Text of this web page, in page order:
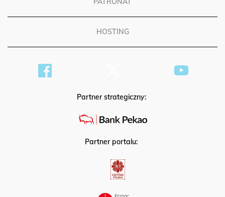
PATRONAT
HOSTING
Partner strategiczny:
Partner portalu: